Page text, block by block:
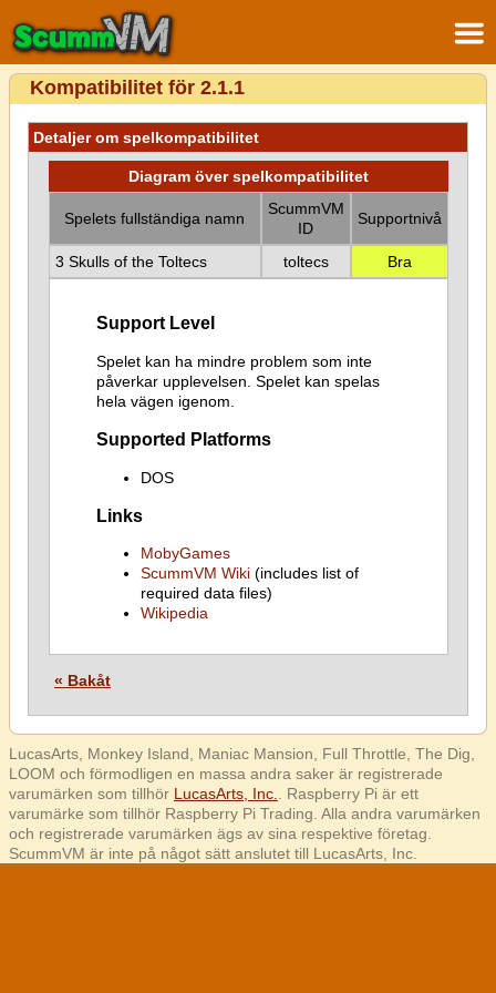
Kompatibilitet för 2.1.1
Detaljer om spelkompatibilitet
Diagram över spelkompatibilitet
Spelets fullständiga namn
ScummVM
ID
Supportnivå
3 Skulls of the Toltecs toltecs Bra
Support Level
Spelet kan ha mindre problem som inte
påverkar upplevelsen. Spelet kan spelas
hela vägen igenom.
Supported Platforms
DOS
Links
MobyGames
ScummVM Wiki(includes list of
required data files)
Wikipedia
« Bakåt
LucasArts, Monkey Island, Maniac Mansion, Full Throttle, The Dig,
LOOM och förmodligen en massa andra saker är registrerade
varumärken som tillhör LucasArts, Inc.
. Raspberry Pi är ett
varumärke som tillhör Raspberry Pi Trading. Alla andra varumärken
och registrerade varumärken ägs av sina respektive företag.
ScummVM är inte på något sätt anslutet till LucasArts, Inc.